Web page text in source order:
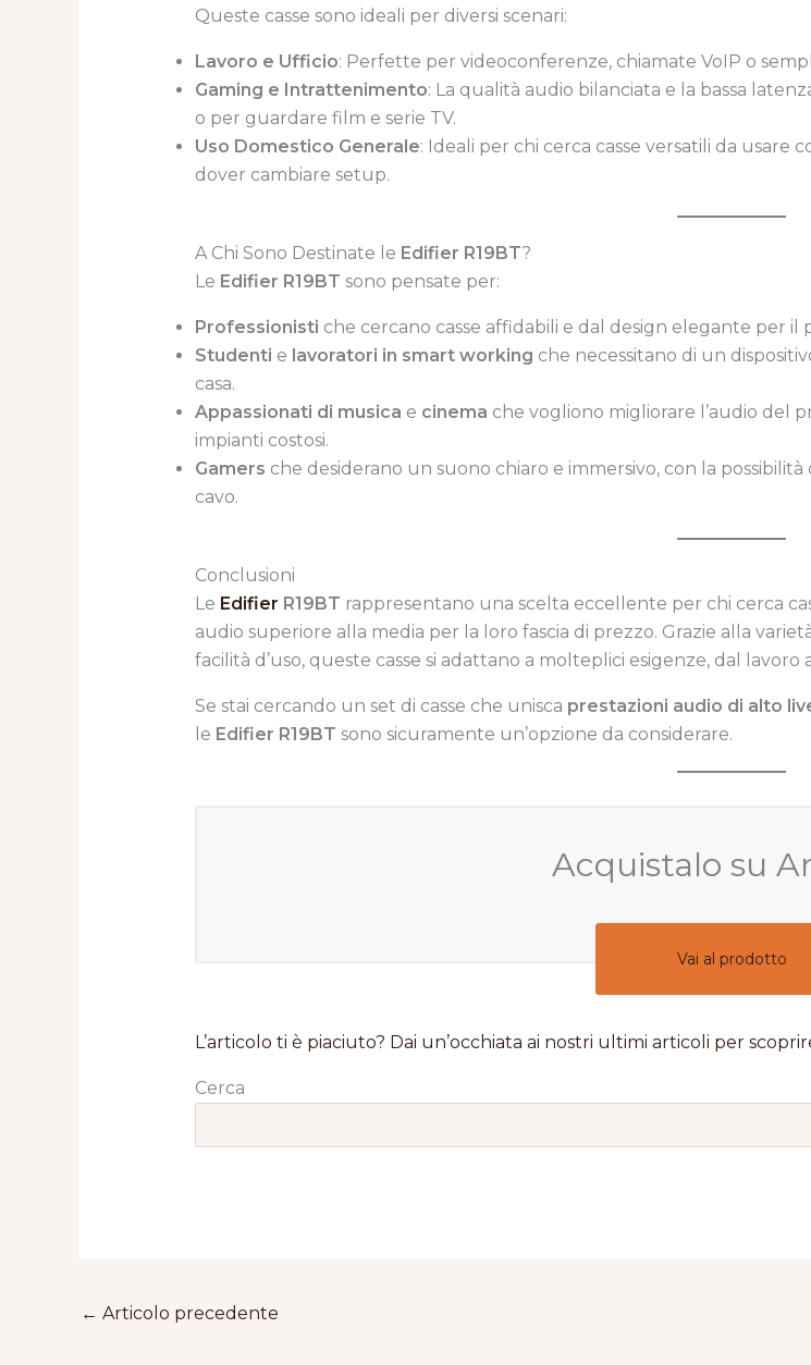
Queste casse sono ideali per diversi scenari:
Lavoro e Ufficio: Perfette per videoconferenze, chiamate VoIP o
Gaming e Intrattenimento: La qualità audio bilanciata e la bassa
o per guardare film e serie TV.
Uso Domestico Generale: Ideali per chi cerca casse versatili da usare
dover cambiare setup.
A Chi Sono Destinate le Edifier R19BT?
Le Edifier R19BT sono pensate per:
Professionisti che cercano casse affidabili e dal design elegante per il
Studenti e lavoratori in smart working che necessitano di un
casa.
Appassionati di musica e cinema che vogliono migliorare l’audio del
impianti costosi.
Gamers che desiderano un suono chiaro e immersivo, con la
cavo.
Conclusioni
Le Edifier R19BT rappresentano una scelta eccellente per chi cerca
audio superiore alla media per la loro fascia di prezzo. Grazie alla
facilità d’uso, queste casse si adattano a molteplici esigenze, dal lavoro
Se stai cercando un set di casse che unisca prestazioni audio di alto
le Edifier R19BT sono sicuramente un’opzione da considerare.
Acquistalo su
Vai al prodotto
L’articolo ti è piaciuto? Dai un’occhiata ai nostri ultimi articoli per
Cerca
← Articolo precedente